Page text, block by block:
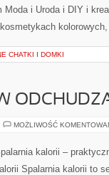
Moda i Uroda i DIY i
CHATKI I DOMKI
MOŻLIWOŚĆ
kalorii –
Spalarnia kalorii to